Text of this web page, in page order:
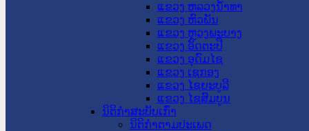
ແຂວງ ຫລວງນໍ້າທາ
ແຂວງ ຫົວພັນ
ແຂວງ ຫຼວງພະບາງ
ແຂວງ ອັດຕະປື
ແຂວງ ອຸດົມໄຊ
ແຂວງ ເຊກອງ
ແຂວງ ໄຊຍະບູລີ
ແຂວງ ໄຊສົມບູນ
ນິຕິກໍາສະບັບເກົ່າ
ນິຕິກຳຕາມປະເພດ